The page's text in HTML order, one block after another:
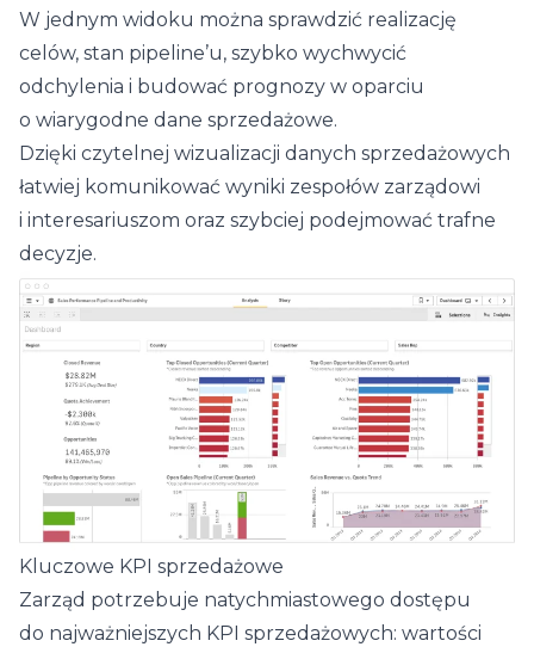
W jednym widoku można sprawdzić realizację
celów, stan pipeline’u, szybko wychwycić
odchylenia i budować prognozy w oparciu
o wiarygodne dane sprzedażowe.
Dzięki czytelnej wizualizacji danych sprzedażowych
łatwiej komunikować wyniki zespołów zarządowi
i interesariuszom oraz szybciej podejmować trafne
decyzje.
Kluczowe KPI sprzedażowe
Zarząd potrzebuje natychmiastowego dostępu
do najważniejszych KPI sprzedażowych: wartości